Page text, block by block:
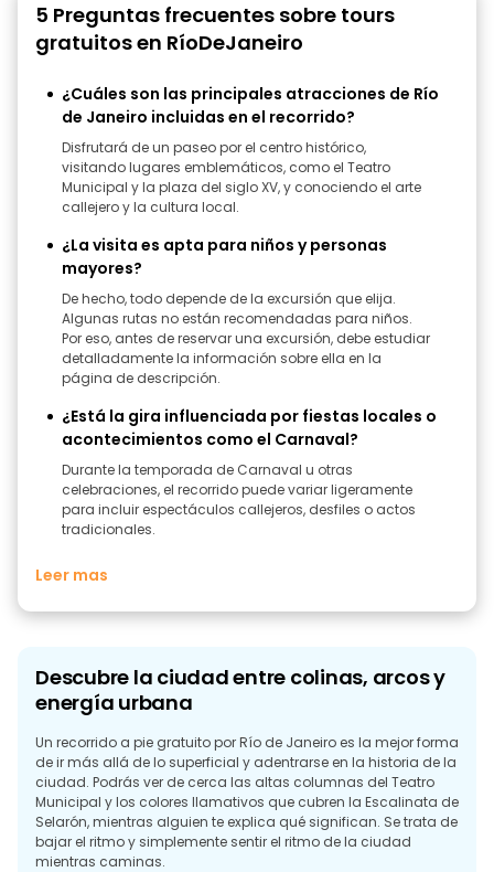
5 Preguntas frecuentes sobre tours
gratuitos en RíoDeJaneiro
¿Cuáles son las principales atracciones de Río
de Janeiro incluidas en el recorrido?
Disfrutará de un paseo por el centro histórico,
visitando lugares emblemáticos, como el Teatro
Municipal y la plaza del siglo XV, y conociendo el arte
callejero y la cultura local.
¿La visita es apta para niños y personas
mayores?
De hecho, todo depende de la excursión que elija.
Algunas rutas no están recomendadas para niños.
Por eso, antes de reservar una excursión, debe estudiar
detalladamente la información sobre ella en la
página de descripción.
¿Está la gira influenciada por fiestas locales o
acontecimientos como el Carnaval?
Durante la temporada de Carnaval u otras
celebraciones, el recorrido puede variar ligeramente
para incluir espectáculos callejeros, desfiles o actos
tradicionales.
Leer mas
Descubre la ciudad entre colinas, arcos y
energía urbana
Un recorrido a pie gratuito por Río de Janeiro es la mejor forma
de ir más allá de lo superficial y adentrarse en la historia de la
ciudad. Podrás ver de cerca las altas columnas del Teatro
Municipal y los colores llamativos que cubren la Escalinata de
Selarón, mientras alguien te explica qué significan. Se trata de
bajar el ritmo y simplemente sentir el ritmo de la ciudad
mientras caminas.